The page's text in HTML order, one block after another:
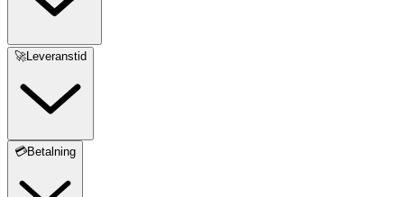
🚀Leveranstid
💳Betalning